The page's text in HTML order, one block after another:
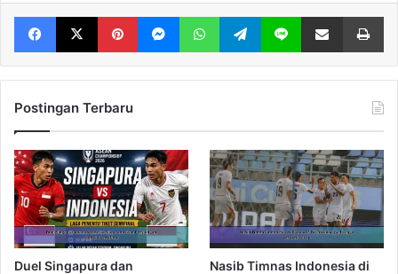
Facebook X Pinterest Messenger WhatsApp Telegram Line Share via Email
Postingan Terbaru
Duel Singapura dan
Nasib Timnas Indonesia di